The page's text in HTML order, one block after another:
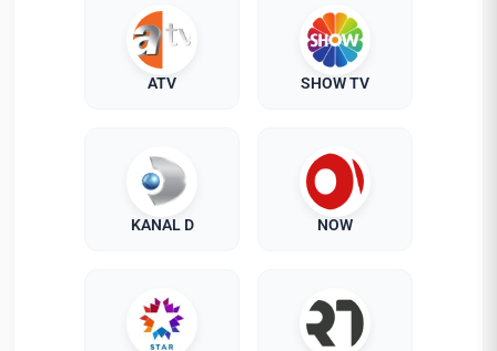
ATV SHOW TV
KANAL D NOW